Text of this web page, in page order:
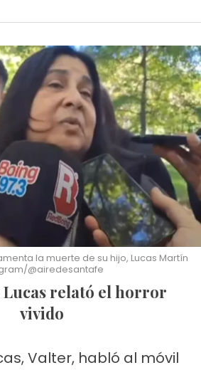
la muerte de su hijo, Lucas Martín
@airedesantafe
vivido
Valter, habló al móvil